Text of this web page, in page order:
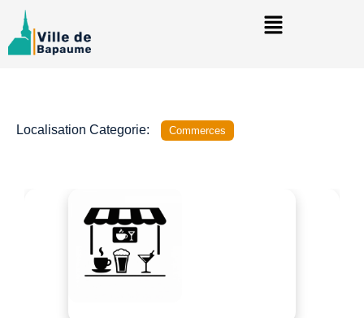
Localisation Categorie: Commerces
Précédent